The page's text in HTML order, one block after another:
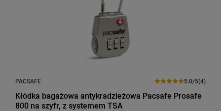
PACSAFE 5.0/5(4)
Kłódka bagażowa antykradzieżowa Pacsafe Prosafe
800 na szyfr, z systemem TSA